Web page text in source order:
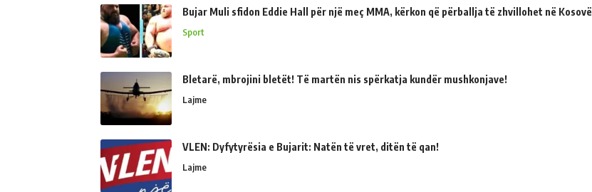
Bujar Muli sfidon Eddie Hall për një meç MMA, kërkon që përballja të zhvillohet në Kosovë
Sport
Bletarë, mbrojini bletët! Të martën nis spërkatja kundër mushkonjave!
Lajme
VLEN: Dyfytyrësia e Bujarit: Natën të vret, ditën të qan!
Lajme